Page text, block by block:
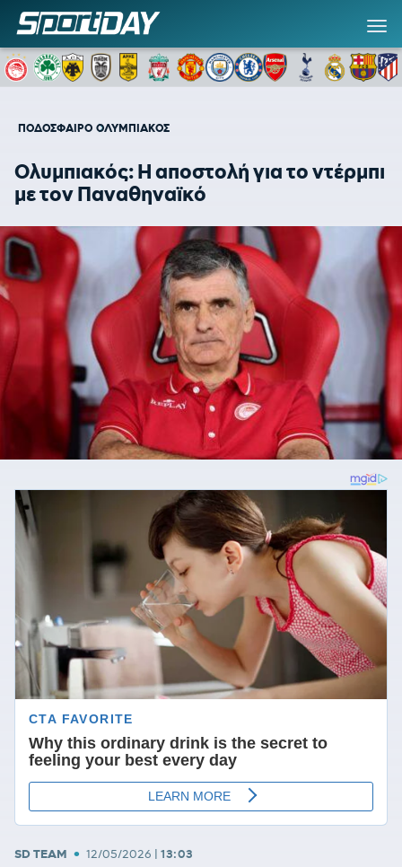
ΠΟΔΟΣΦΑΙΡΟ ΟΛΥΜΠΙΑΚΟΣ
Ολυμπιακός: Η αποστολή για το ντέρμπι
με τον Παναθηναϊκό
SD TEAM • 12/05/2026 | 13:03